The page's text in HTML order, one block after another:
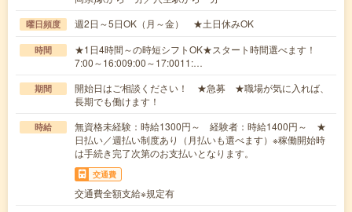
曜日頻度 週2日～5日OK（月～金） ★土日休みOK
時間
★1日4時間～の時短シフトOK★スタート時間選べます！
7:00～16:009:00～17:0011:…
期間
開始日はご相談ください！ ★急募 ★職場が気に入れば、
長期でも働けます！
時給
無資格未経験：時給1300円～ 経験者：時給1400円～ ★
日払い／週払い制度あり（月払いも選べます）※稼働開始時
は手続き完了次第のお支払いとなります。
交通費
交通費全額支給※規定有